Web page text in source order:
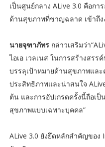
เป็นศูนย์กลาง ALive 3.0 คือก
ด้านสุขภาพที่ชาญฉลาด เข้าถึ
นายจุฑาภัทรกล่าวเสริมว่า
ไอเอ เวลเนส ในการสร้างสร
บรรลุเป้าหมายด้านสุขภาพและ
ประสิทธิภาพและน่าสนใจ
ต้น และการอัปเกรดครั้งนี้ถือเ
สุขภาพแบบเฉพาะบุคคล”
ALive 3.0 ยังยึดหลักสำคัญของ